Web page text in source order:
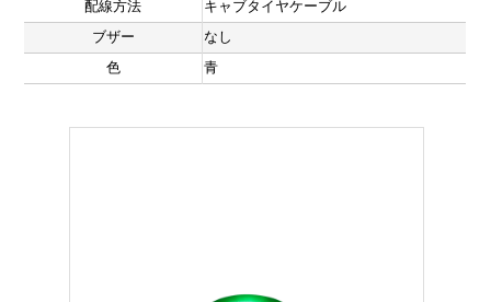
配線方法
キャブタイヤケーブル
ブザー
なし
色
青